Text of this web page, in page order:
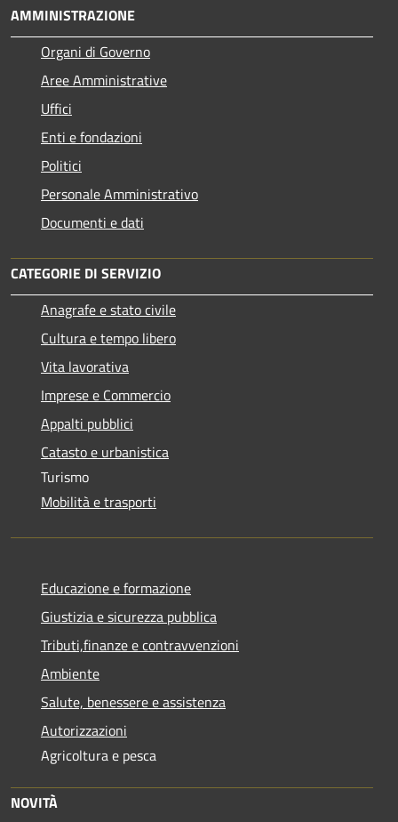
AMMINISTRAZIONE
Organi di Governo
Aree Amministrative
Uffici
Enti e fondazioni
Politici
Personale Amministrativo
Documenti e dati
CATEGORIE DI SERVIZIO
Anagrafe e stato civile
Cultura e tempo libero
Vita lavorativa
Imprese e Commercio
Appalti pubblici
Catasto e urbanistica
Turismo
Mobilità e trasporti
Educazione e formazione
Giustizia e sicurezza pubblica
Tributi,finanze e contravvenzioni
Ambiente
Salute, benessere e assistenza
Autorizzazioni
Agricoltura e pesca
NOVITÀ